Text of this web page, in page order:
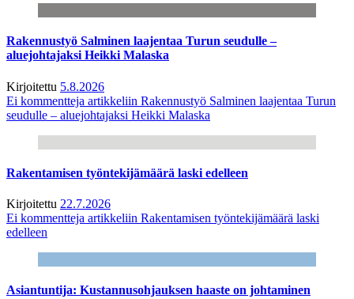
Rakennustyö Salminen laajentaa Turun seudulle –
aluejohtajaksi Heikki Malaska
Kirjoitettu 5.8.2026
Ei kommentteja artikkeliin Rakennustyö Salminen laajentaa Turun
seudulle – aluejohtajaksi Heikki Malaska
Rakentamisen työntekijämäärä laski edelleen
Kirjoitettu 22.7.2026
Ei kommentteja artikkeliin Rakentamisen työntekijämäärä laski
edelleen
Asiantuntija: Kustannusohjauksen haaste on johtaminen